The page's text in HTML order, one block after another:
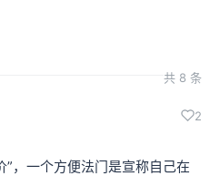
一部分是身体，是广延者。笛
松果腺来控制我们的身体。以
共 8 条
2
”，一个方便法门是宣称自己在